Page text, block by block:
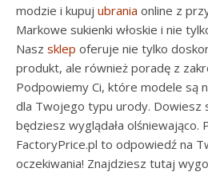
modzie i kupuj ubrania online z
Markowe sukienki włoskie i nie
Nasz sklep oferuje nie tylko
produkt, ale również poradę z
Podpowiemy Ci, które modele są
dla Twojego typu urody. Dowiesz
będziesz wyglądała olśniewająco.
FactoryPrice.pl to odpowiedź na
oczekiwania! Znajdziesz tutaj